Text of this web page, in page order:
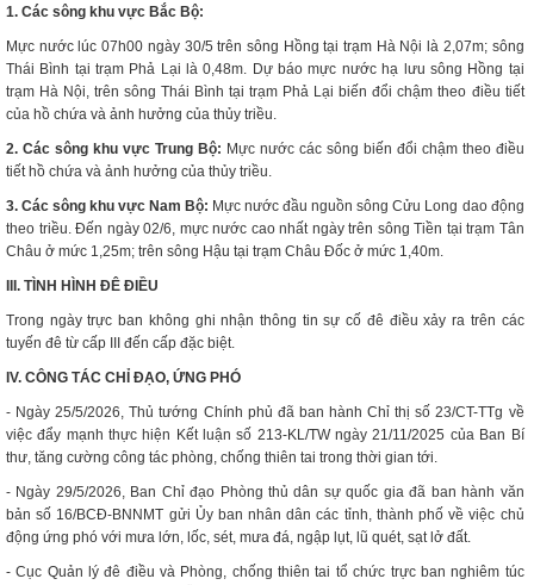
1. Các sông khu vực Bắc Bộ:
Mực nước lúc 07h00 ngày 30/5 trên sông Hồng tại trạm Hà Nội là 2,07m; sông
Thái Bình tại trạm Phả Lại là 0,48m. Dự báo mực nước hạ lưu sông Hồng tại
trạm Hà Nội, trên sông Thái Bình tại trạm Phả Lại biến đổi chậm theo điều tiết
của hồ chứa và ảnh hưởng của thủy triều.
2. Các sông khu vực Trung Bộ: Mực nước các sông biến đổi chậm theo điều
tiết hồ chứa và ảnh hưởng của thủy triều.
3. Các sông khu vực Nam Bộ: Mực nước đầu nguồn sông Cửu Long dao động
theo triều. Đến ngày 02/6, mực nước cao nhất ngày trên sông Tiền tại trạm Tân
Châu ở mức 1,25m; trên sông Hậu tại trạm Châu Đốc ở mức 1,40m.
III. TÌNH HÌNH ĐÊ ĐIỀU
Trong ngày trực ban không ghi nhận thông tin sự cố đê điều xảy ra trên các
tuyến đê từ cấp III đến cấp đặc biệt.
IV. CÔNG TÁC CHỈ ĐẠO, ỨNG PHÓ
- Ngày 25/5/2026, Thủ tướng Chính phủ đã ban hành Chỉ thị số 23/CT-TTg về
việc đẩy mạnh thực hiện Kết luận số 213-KL/TW ngày 21/11/2025 của Ban Bí
thư, tăng cường công tác phòng, chống thiên tai trong thời gian tới.
- Ngày 29/5/2026, Ban Chỉ đạo Phòng thủ dân sự quốc gia đã ban hành văn
bản số 16/BCĐ-BNNMT gửi Ủy ban nhân dân các tỉnh, thành phố về việc chủ
động ứng phó với mưa lớn, lốc, sét, mưa đá, ngập lụt, lũ quét, sạt lở đất.
- Cục Quản lý đê điều và Phòng, chống thiên tai tổ chức trực ban nghiêm túc